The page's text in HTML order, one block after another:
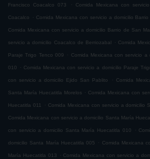
Francisco Coacalco 073 . Comida Mexicana con
Coacalco . Comida Mexicana con servicio a domicilio
Comida Mexicana con servicio a domicilio Barrio de San
servicio a domicilio Coacalco de Berriozabal . Comida
Paraje Trigo Tenco 009 . Comida Mexicana con servicio a
010 . Comida Mexicana con servicio a domicilio Paraje
con servicio a domicilio Ejido San Pablito . Comida
Santa María Huecatitla Morelos . Comida Mexicana con
Huecatitla 011 . Comida Mexicana con servicio a domicilio
Comida Mexicana con servicio a domicilio Santa María
con servicio a domicilio Santa María Huecatitla 010 .
domicilio Santa María Huecatitla 005 . Comida Mexicana
María Huecatitla 013 . Comida Mexicana con servicio a